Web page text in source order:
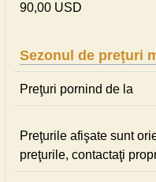
90,00 USD
Sezonul de preţuri
Preţuri pornind de la
Preţurile afişate sunt
preţurile, contactaţi